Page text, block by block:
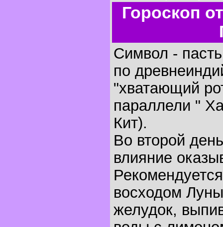
Гороскоп
Символ -
по
"хватающий
параллели "
Кит).
Во второй
влияние
восходом
желудок,